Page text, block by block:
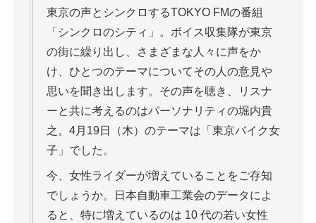
東京の声とシンクロするTOKYO FMの番組
「シンクロのシティ」。ボイス収集隊が東京
の街に繰り出し、さまざまな人々に声をか
け、ひとつのテーマについてその人の意見や
思いを聞き出します。その声を聴き、リスナ
ーと共に考えるのはパーソナリティの堀内貴
之。4月19日（木）のテーマは「東京バイク女
子」でした。
今、女性ライダーが増えていることをご存知
でしょうか。日本自動車工業会のデータによ
ると、特に増えているのは 10 代の若い女性